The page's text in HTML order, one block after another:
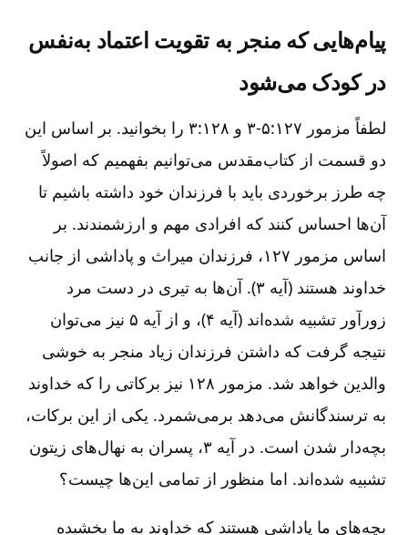
پیام‌هایی که منجر به تقویت اعتماد به‌نفس
در کودک می‌شود
لطفاً مزمور ۱۲۷:‏۳-۵ و ۱۲۸:‏۳ را بخوانید. بر اساس این
دو قسمت از کتاب‌مقدس می‌توانیم بفهمیم که اصولاً
چه طرز برخوردی باید با فرزندان خود داشته باشیم تا
آن‌ها احساس کنند که افرادی مهم و ارزشمندند. بر
اساس مزمور ۱۲۷، فرزندان میراث و پاداشی از جانب
خداوند هستند (آیه ۳). آن‌ها به تیری در دست مرد
زورآور تشبیه شده‌اند (آیه ۴)، و از آیه ۵ نیز می‌توان
نتیجه گرفت که داشتن فرزندان زیاد منجر به خوشی
والدین خواهد شد. مزمور ۱۲۸ نیز برکاتی را که خداوند
به ترسندگانش می‌دهد برمی‌شمرد. یکی از این برکات،
بچه‌دار شدن است. در آیه ۳، پسران به نهال‌های زیتون
تشبیه شده‌اند. اما منظور از تمامی این‌ها چیست؟
بچه‌های ما پاداشی هستند که خداوند به ما بخشیده